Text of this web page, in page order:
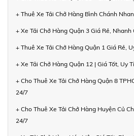
+ Thuê Xe Tải Chở Hàng Bình Chánh
+ Xe Tải Chở Hàng Quận 3 Giá Rẻ, Nhanh
+ Thuê Xe Tải Chở Hàng Quận 1 Giá Rẻ,
+ Xe Tải Chở Hàng Quận 12 | Giá Tốt, Uy
+ Cho Thuê Xe Tải Chở Hàng Quận 8
24/7
+ Cho Thuê Xe Tải Chở Hàng Huyện Củ
24/7